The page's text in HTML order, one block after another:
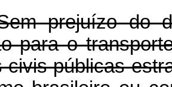
prejuízo do
para o
civis públicas